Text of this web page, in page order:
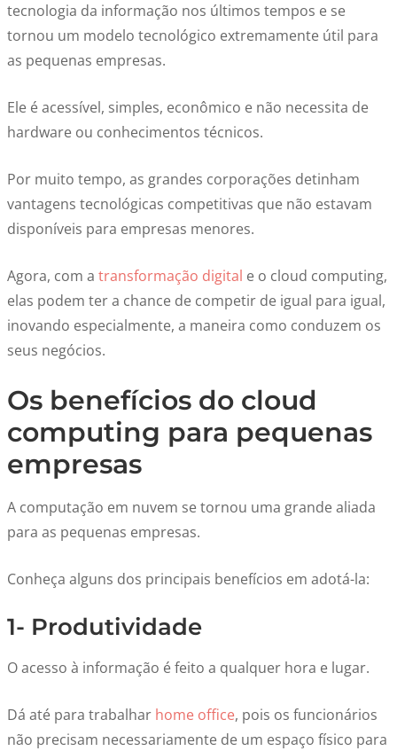
tecnologia da informação nos últimos tempos e se
tornou um modelo tecnológico extremamente útil para
as pequenas empresas.
Ele é acessível, simples, econômico e não necessita de
hardware ou conhecimentos técnicos.
Por muito tempo, as grandes corporações detinham
vantagens tecnológicas competitivas que não estavam
disponíveis para empresas menores.
Agora, com a transformação digital e o cloud computing,
elas podem ter a chance de competir de igual para igual,
inovando especialmente, a maneira como conduzem os
seus negócios.
Os benefícios do cloud
computing para pequenas
empresas
A computação em nuvem se tornou uma grande aliada
para as pequenas empresas.
Conheça alguns dos principais benefícios em adotá-la:
1- Produtividade
O acesso à informação é feito a qualquer hora e lugar.
Dá até para trabalhar home office, pois os funcionários
não precisam necessariamente de um espaço físico para